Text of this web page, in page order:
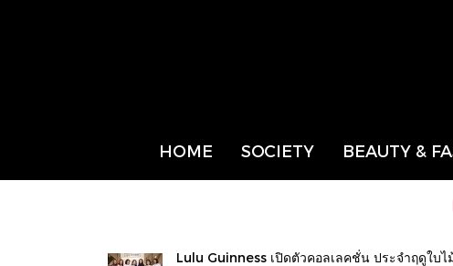
HOME SOCIETY BEAUTY &
Lulu Guinness เปิดตัวคอลเลคชั่น ประจำฤดูใบ